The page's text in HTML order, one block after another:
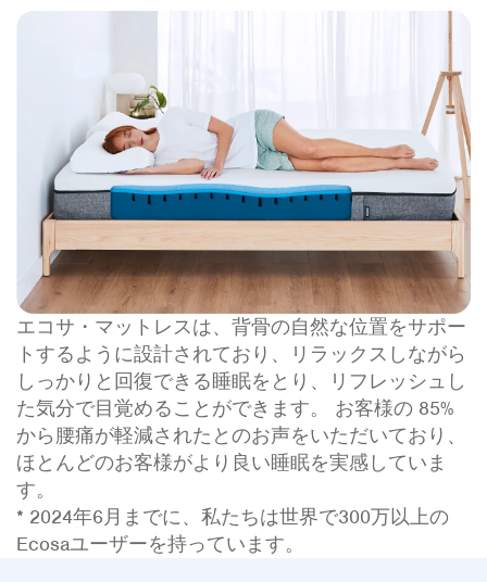
エコサ・マットレスは、背骨の自然な位置をサポー
トするように設計されており、リラックスしながら
しっかりと回復できる睡眠をとり、リフレッシュし
た気分で目覚めることができます。 お客様の 85%
から腰痛が軽減されたとのお声をいただいており、
ほとんどのお客様がより良い睡眠を実感していま
す。
* 2024年6月までに、私たちは世界で300万以上の
Ecosaユーザーを持っています。